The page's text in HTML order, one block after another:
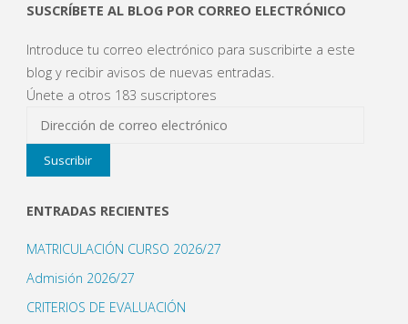
SUSCRÍBETE AL BLOG POR CORREO ELECTRÓNICO
Introduce tu correo electrónico para suscribirte a este
blog y recibir avisos de nuevas entradas.
Únete a otros 183 suscriptores
correo
Suscribir
ENTRADAS RECIENTES
MATRICULACIÓN CURSO 2026/27
Admisión 2026/27
CRITERIOS DE EVALUACIÓN